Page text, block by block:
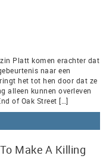
Platt komen erachter dat
naar een
het tot hen door dat ze
alleen kunnen overleven
of Oak Street […]
Make A Killing